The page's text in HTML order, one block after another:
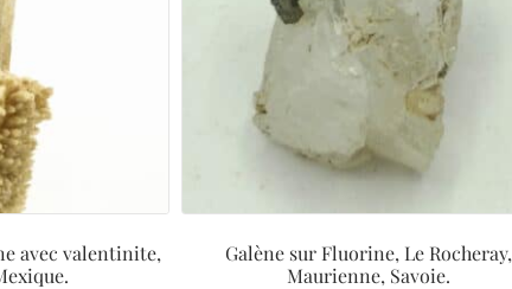
avec valentinite,
Galène sur Fluorine, Le Rocheray,
Maurienne, Savoie.